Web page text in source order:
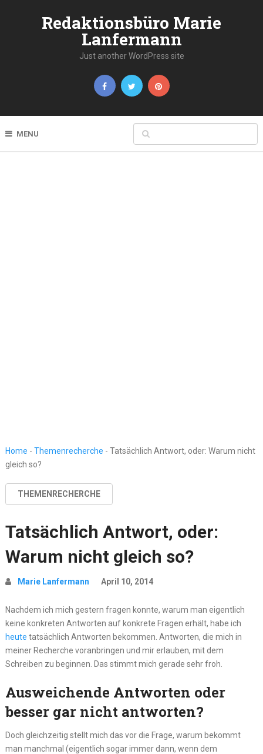
Redaktionsbüro Marie
Lanfermann
Just another WordPress site
MENU
Home - Themenrecherche - Tatsächlich Antwort, oder: Warum nicht
gleich so?
THEMENRECHERCHE
Tatsächlich Antwort, oder:
Warum nicht gleich so?
Marie Lanfermann April 10, 2014
Nachdem ich mich gestern fragen konnte, warum man eigentlich
keine konkreten Antworten auf konkrete Fragen erhält, habe ich
heute tatsächlich Antworten bekommen. Antworten, die mich in
meiner Recherche voranbringen und mir erlauben, mit dem
Schreiben zu beginnen. Das stimmt mich gerade sehr froh.
Ausweichende Antworten oder
besser gar nicht antworten?
Doch gleichzeitig stellt mich das vor die Frage, warum bekommt
man manchmal (eigentlich sogar immer dann, wenn dem